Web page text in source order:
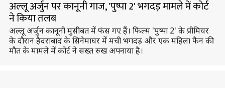
अल्लू अर्जुन पर कानूनी गाज, 'पुष्पा 2' भगदड़ मामले में कोर्ट
ने किया तलब
अल्लू अर्जुन कानूनी मुसीबत में फंस गए हैं। फिल्म 'पुष्पा 2' के प्रीमियर
के दौरान हैदराबाद के सिनेमाघर में मची भगदड़ और एक महिला फैन की
मौत के मामले में कोर्ट ने सख्त रुख अपनाया है।